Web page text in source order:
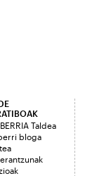
Taldea
bloga